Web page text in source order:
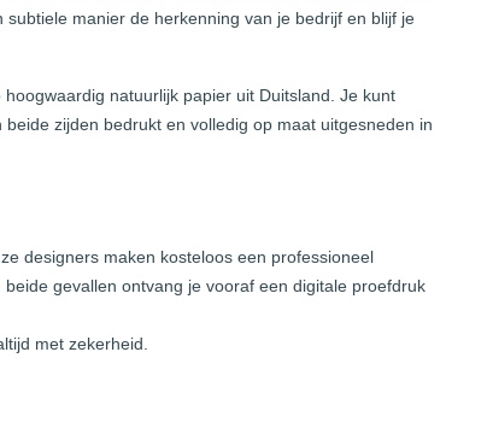
manier de herkenning van je bedrijf en blijf je
natuurlijk papier uit Duitsland. Je kunt
zijden bedrukt en volledig op maat uitgesneden in
designers maken kosteloos een professioneel
gevallen ontvang je vooraf een digitale proefdruk
met zekerheid.